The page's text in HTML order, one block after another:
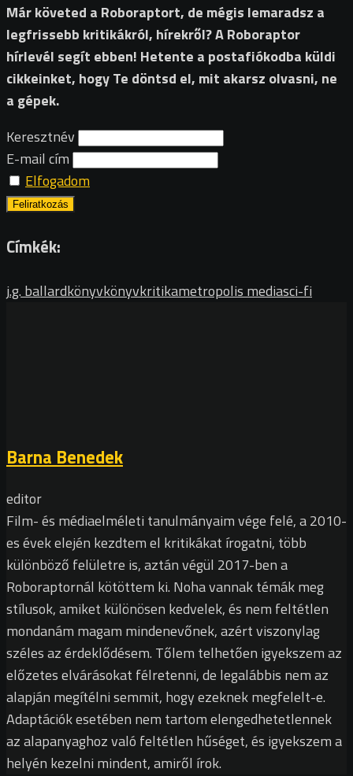
Már követed a Roboraptort, de mégis lemaradsz a
legfrissebb kritikákról, hírekről? A Roboraptor
hírlevél segít ebben! Hetente a postafiókodba küldi
cikkeinket, hogy Te döntsd el, mit akarsz olvasni, ne
a gépek.
Keresztnév
E-mail cím
Elfogadom
Címkék:
j.g. ballardkönyvkönyvkritikametropolis mediasci-fi
Barna Benedek
editor
Film- és médiaelméleti tanulmányaim vége felé, a 2010-
es évek elején kezdtem el kritikákat írogatni, több
különböző felületre is, aztán végül 2017-ben a
Roboraptornál kötöttem ki. Noha vannak témák meg
stílusok, amiket különösen kedvelek, és nem feltétlen
mondanám magam mindenevőnek, azért viszonylag
széles az érdeklődésem. Tőlem telhetően igyekszem az
előzetes elvárásokat félretenni, de legalábbis nem az
alapján megítélni semmit, hogy ezeknek megfelelt-e.
Adaptációk esetében nem tartom elengedhetetlennek
az alapanyaghoz való feltétlen hűséget, és igyekszem a
helyén kezelni mindent, amiről írok.